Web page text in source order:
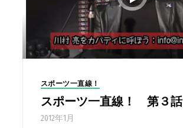
スポーツ一直線！
スポーツ一直線！ 第３話
2012年1月